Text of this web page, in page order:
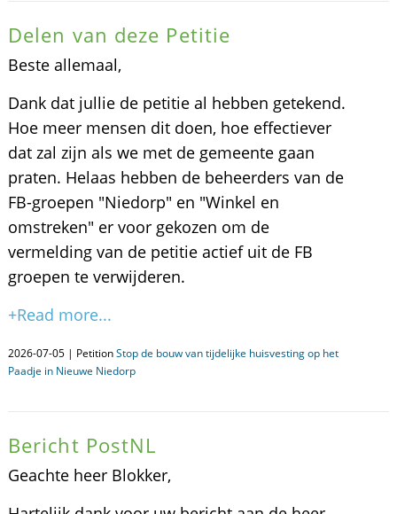
Delen van deze Petitie
Beste allemaal,
Dank dat jullie de petitie al hebben getekend.
Hoe meer mensen dit doen, hoe effectiever
dat zal zijn als we met de gemeente gaan
praten. Helaas hebben de beheerders van de
FB-groepen "Niedorp" en "Winkel en
omstreken" er voor gekozen om de
vermelding van de petitie actief uit de FB
groepen te verwijderen.
+Read more...
2026-07-05 | PetitionStop de bouw van tijdelijke huisvesting op het
Paadje in Nieuwe Niedorp
Bericht PostNL
Geachte heer Blokker,